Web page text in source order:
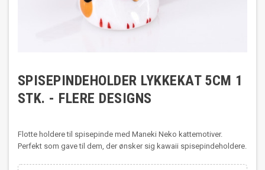
SPISEPINDEHOLDER LYKKEKAT 5CM 1
STK. - FLERE DESIGNS
Flotte holdere til spisepinde med Maneki Neko kattemotiver.
Perfekt som gave til dem, der ønsker sig kawaii spisepindeholdere.